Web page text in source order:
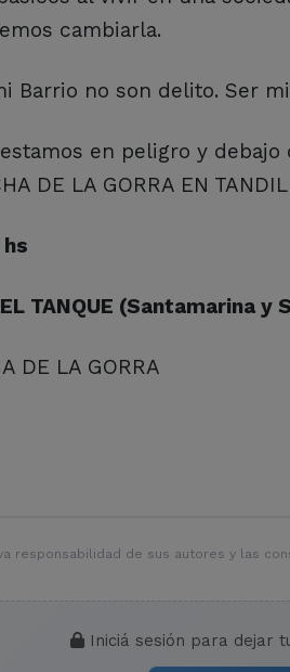
cambiarla.
Barrio no son delito. Ser
en peligro y
DE LA GORRA EN TANDIL
TANQUE (Santamarina y
DE LA GORRA
responsabilidad de sus autores y las
Iniciá sesión para dejar